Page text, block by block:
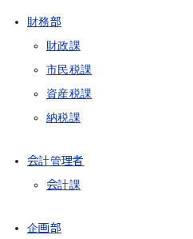
財務部
財政課
市民税課
資産税課
納税課
会計管理者
会計課
企画部